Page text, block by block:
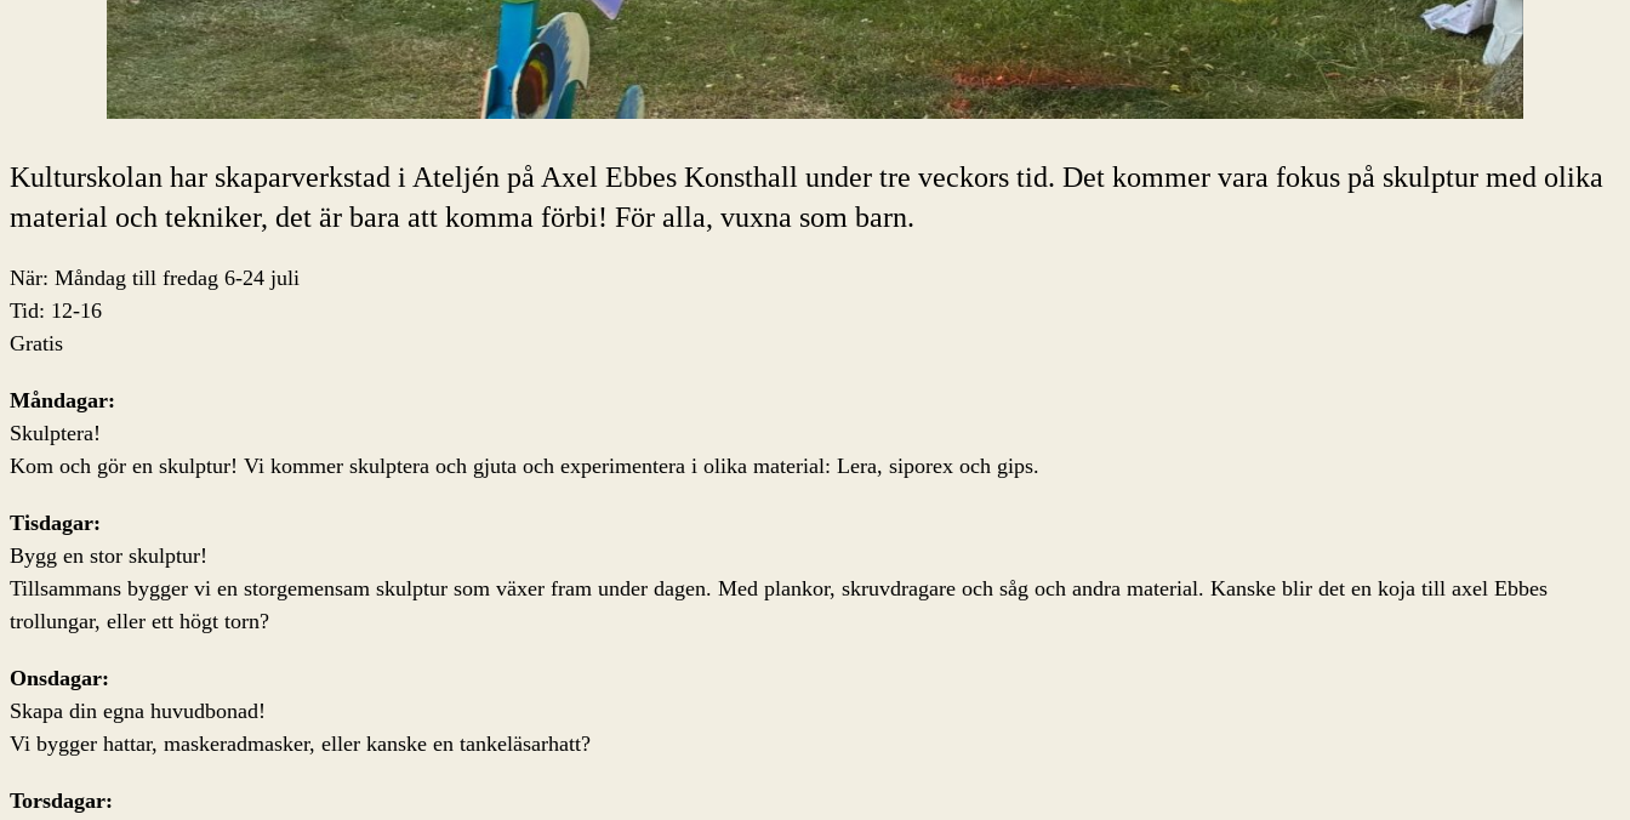
Kulturskolan har skaparverkstad i Ateljén på Axel Ebbes Konsthall under tre veckors tid. Det kommer vara fokus på skulptur med olika
material och tekniker, det är bara att komma förbi! För alla, vuxna som barn.
När: Måndag till fredag 6-24 juli
Tid: 12-16
Gratis
Måndagar:
Skulptera!
Kom och gör en skulptur! Vi kommer skulptera och gjuta och experimentera i olika material: Lera, siporex och gips.
Tisdagar:
Bygg en stor skulptur!
Tillsammans bygger vi en storgemensam skulptur som växer fram under dagen. Med plankor, skruvdragare och såg och andra material. Kanske blir det en koja till axel Ebbes
trollungar, eller ett högt torn?
Onsdagar:
Skapa din egna huvudbonad!
Vi bygger hattar, maskeradmasker, eller kanske en tankeläsarhatt?
Torsdagar: